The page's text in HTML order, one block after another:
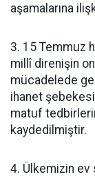
aşamalarına
3. 15 Temmuz
millî direnişin
mücadelede
ihanet
matuf
kaydedilmiştir.
4. Ülkemizin ev